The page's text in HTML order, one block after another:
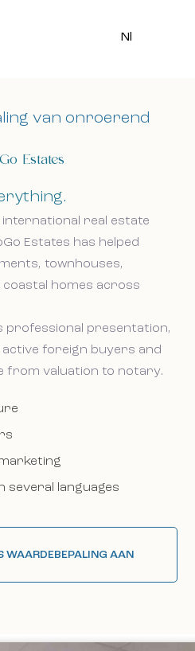
Nl
van onroerend
Estates
real estate
Estates has helped
townhouses,
homes across
presentation,
foreign buyers and
from valuation to notary.
several languages
WAARDEBEPALING AAN